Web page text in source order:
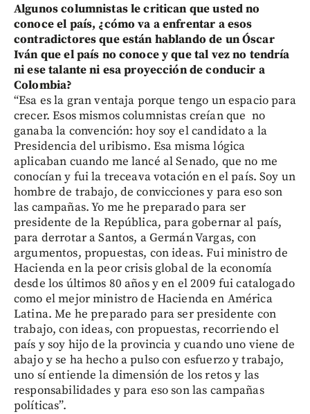
Algunos columnistas le critican que usted no
conoce el país, ¿cómo va a enfrentar a esos
contradictores que están hablando de un Óscar
Iván que el país no conoce y que tal vez no tendría
ni ese talante ni esa proyección de conducir a
Colombia?
“Esa es la gran ventaja porque tengo un espacio para
crecer. Esos mismos columnistas creían que no
ganaba la convención: hoy soy el candidato a la
Presidencia del uribismo. Esa misma lógica
aplicaban cuando me lancé al Senado, que no me
conocían y fui la treceava votación en el país. Soy un
hombre de trabajo, de convicciones y para eso son
las campañas. Yo me he preparado para ser
presidente de la República, para gobernar al país,
para derrotar a Santos, a Germán Vargas, con
argumentos, propuestas, con ideas. Fui ministro de
Hacienda en la peor crisis global de la economía
desde los últimos 80 años y en el 2009 fui catalogado
como el mejor ministro de Hacienda en América
Latina. Me he preparado para ser presidente con
trabajo, con ideas, con propuestas, recorriendo el
país y soy hijo de la provincia y cuando uno viene de
abajo y se ha hecho a pulso con esfuerzo y trabajo,
uno sí entiende la dimensión de los retos y las
responsabilidades y para eso son las campañas
políticas”.